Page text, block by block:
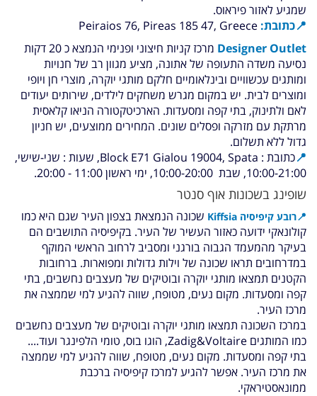
שמגיע לאזור פיראוס.
📍כתובת: Peiraios 76, Pireas 185 47, Greece
Designer Outlet
מרכז קניות חיצוני ופנימי הנמצא כ 20 דקות
נסיעה משדה התעופה של אתונה, מציע מגוון רב של חנויות
ומותגים עכשוויים ובינלאומיים חלקם מותגי יוקרה, מוצרי חן ויופי
ומוצרים לבית. יש במקום מגרש משחקים לילדים, שירותים יעודים
לאם ולתינוק, בתי קפה ומסעדות. הארכיטקטורה הניאו קלאסית
מרתקת עם מזרקה ופסלים שונים. המחירים ממוצעים, יש חניון
גדול ללא תשלום.
📍כתובת : Block E71 Gialou 19004, Spata,
שעות : שני-שישי,
10:00-21:00, שבת 10:00-20:00, ימי ראשון 11:00 - 20:00.
שופינג בשכונות אוף סנטר
📍רובע קיפיסיה Kiffsia שכונה הנמצאת בצפון העיר שגם היא כמו
קולונאקי ידועה כאזור העשיר של העיר. בקיפיסיה התושבים הם
בעיקר מהמעמד הגבוה בורגני ומסביב לרחוב הראשי המוקף
במדרחובים תראו שכונה של וילות גדולות ומפוארות. ברחובות
הקטנים תמצאו מותגי יוקרה ובוטיקים של מעצבים נחשבים, בתי
קפה ומסעדות. מקום נעים, מטופח, שווה להגיע למי שממצה את
מרכז העיר.
במרכז השכונה תמצאו מותגי יוקרה ובוטיקים של מעצבים נחשבים
כמו המותגים Zadig&Voltaire, הוגו בוס, טומי הלפינגר ועוד....
בתי קפה ומסעדות. מקום נעים, מטופח, שווה להגיע למי שממצה
את מרכז העיר. אפשר להגיע למרכז קיפיסיה ברכבת
ממונאסטיראקי.